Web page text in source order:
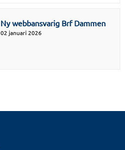
Ny webbansvarig Brf Dammen
02 januari 2026